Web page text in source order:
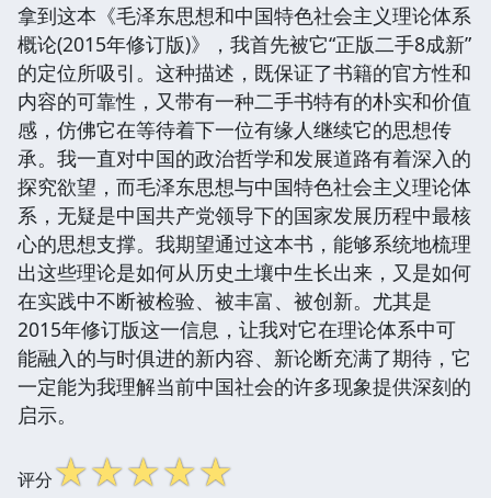
拿到这本《毛泽东思想和中国特色社会主义理论体系
概论(2015年修订版)》，我首先被它“正版二手8成新”
的定位所吸引。这种描述，既保证了书籍的官方性和
内容的可靠性，又带有一种二手书特有的朴实和价值
感，仿佛它在等待着下一位有缘人继续它的思想传
承。我一直对中国的政治哲学和发展道路有着深入的
探究欲望，而毛泽东思想与中国特色社会主义理论体
系，无疑是中国共产党领导下的国家发展历程中最核
心的思想支撑。我期望通过这本书，能够系统地梳理
出这些理论是如何从历史土壤中生长出来，又是如何
在实践中不断被检验、被丰富、被创新。尤其是
2015年修订版这一信息，让我对它在理论体系中可
能融入的与时俱进的新内容、新论断充满了期待，它
一定能为我理解当前中国社会的许多现象提供深刻的
启示。
评分☆☆☆☆☆